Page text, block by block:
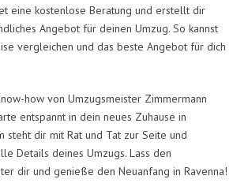
eine kostenlose Beratung und erstellt dir
Angebot für deinen Umzug. So kannst
vergleichen und das beste Angebot für dich
how von Umzugsmeister Zimmermann
entspannt in dein neues Zuhause in
steht dir mit Rat und Tat zur Seite und
Details deines Umzugs. Lass den
dir und genieße den Neuanfang in Ravenna!